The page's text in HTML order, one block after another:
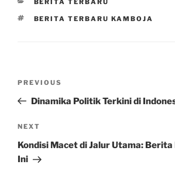
TAGS
BERITA TERBARU KAMBOJA
Previous
Post
PREVIOUS
Dinamika Politik Terkini di
Next
Post
NEXT
Kondisi Macet di Jalur Utama:
Ini